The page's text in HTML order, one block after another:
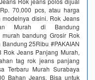
70.000 pcs, atau harga
disini. Rok Jeans
Murah di Bandung
bandung Grosir Rok
25Ribu #PAKAIAN
Jeans Panjang Murah,
tag rok jeans panjang
Terbaru Murah Surabaya
Bahan Jeans, Bisa untuk